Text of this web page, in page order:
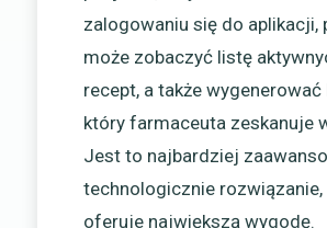
zalogowaniu się do aplikacji,
może zobaczyć listę
recept, a także wygenerować
który farmaceuta zeskanuje
Jest to najbardziej
technologicznie
oferuje największą wygodę.